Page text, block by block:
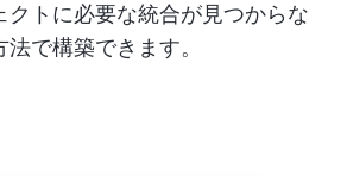
クトに必要な統合が見つからな
で構築できます。